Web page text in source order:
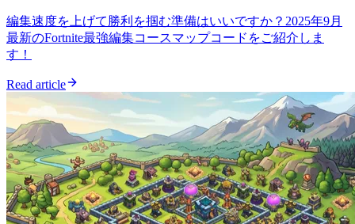
編集速度を上げて勝利を掴む準備はいいですか？2025年9月
最新のFortnite最強編集コースマップコードをご紹介しま
す！
Read article